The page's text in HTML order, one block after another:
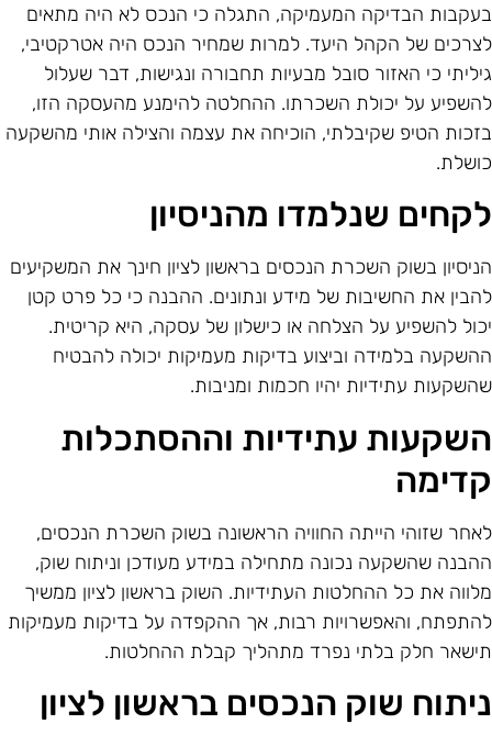
הבדיקה המעמיקה, התגלה כי הנכס לא היה מתאים
של הקהל היעד. למרות שמחיר הנכס היה אטרקטיבי,
כי האזור סובל מבעיות תחבורה ונגישות, דבר שעלול
על יכולת השכרתו. ההחלטה להימנע מהעסקה הזו,
הטיפ שקיבלתי, הוכיחה את עצמה והצילה אותי מהשקעה
שנלמדו מהניסיון
בשוק השכרת הנכסים בראשון לציון חינך את המשקיעים
את החשיבות של מידע ונתונים. ההבנה כי כל פרט קטן
להשפיע על הצלחה או כישלון של עסקה, היא קריטית.
בלמידה וביצוע בדיקות מעמיקות יכולה להבטיח
עתידיות יהיו חכמות ומניבות.
עתידיות וההסתכלות
שזוהי הייתה החוויה הראשונה בשוק השכרת הנכסים,
שהשקעה נכונה מתחילה במידע מעודכן וניתוח שוק,
את כל ההחלטות העתידיות. השוק בראשון לציון ממשיך
והאפשרויות רבות, אך ההקפדה על בדיקות מעמיקות
חלק בלתי נפרד מתהליך קבלת ההחלטות.
שוק הנכסים בראשון לציון